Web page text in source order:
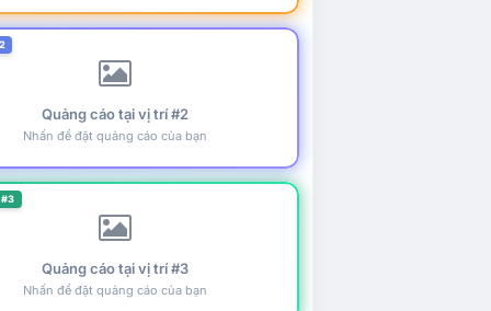
Quảng cáo tại vị trí #2
Nhấn để đặt quảng cáo của bạn
Quảng cáo tại vị trí #3
Nhấn để đặt quảng cáo của bạn